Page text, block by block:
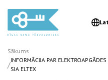
Sākums
/INFORMĀCIJA PAR
SIA ELTEX